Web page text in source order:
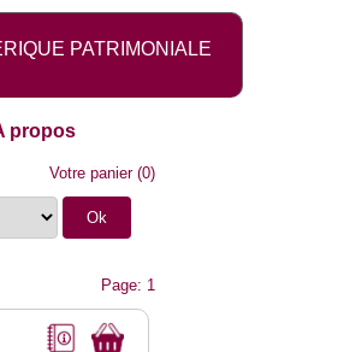
PATRIMONIALE
propos
Votre panier(0)
Page: 1